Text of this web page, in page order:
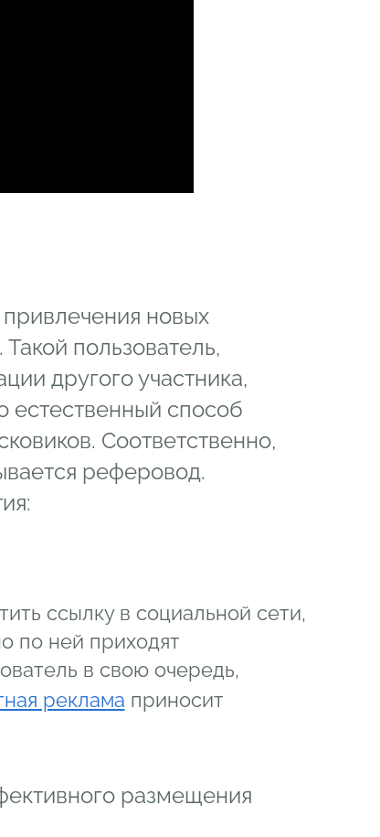
новых
пользователь,
другого участника,
естественный способ
Соответственно,
реферовод.
ссылку в социальной сети,
по ней приходят
в свою очередь,
реклама приносит
размещения